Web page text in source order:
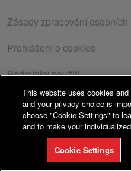
Zásady zpracování osobních
Prohlášení o cookies
Podmínky použití
Zásady o ochraně osobních
Takeda Pharmaceuticals
práva vyhrazena. | ISSN
This website uses cookies
and your privacy choice is
choose "Cookie Settings" to
and to make your
Cookie Settings